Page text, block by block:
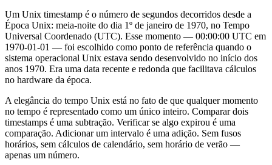
Um Unix timestamp é o número de segundos decorridos desde a
Época Unix: meia-noite do dia 1º de janeiro de 1970, no Tempo
Universal Coordenado (UTC). Esse momento — 00:00:00 UTC em
1970-01-01 — foi escolhido como ponto de referência quando o
sistema operacional Unix estava sendo desenvolvido no início dos
anos 1970. Era uma data recente e redonda que facilitava cálculos
no hardware da época.
A elegância do tempo Unix está no fato de que qualquer momento
no tempo é representado como um único inteiro. Comparar dois
timestamps é uma subtração. Verificar se algo expirou é uma
comparação. Adicionar um intervalo é uma adição. Sem fusos
horários, sem cálculos de calendário, sem horário de verão —
apenas um número.